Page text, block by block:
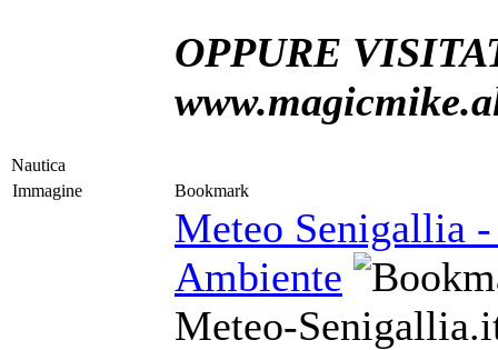
OPPURE
Nautica
Immagine
Bookmark
Meteo Senigallia
Ambiente
Meteo-